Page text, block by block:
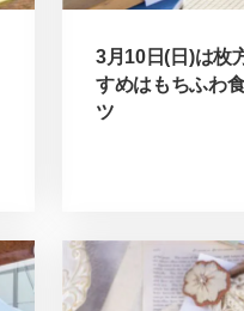
3月10日(日)は枚
すめはもちふわ
ツ